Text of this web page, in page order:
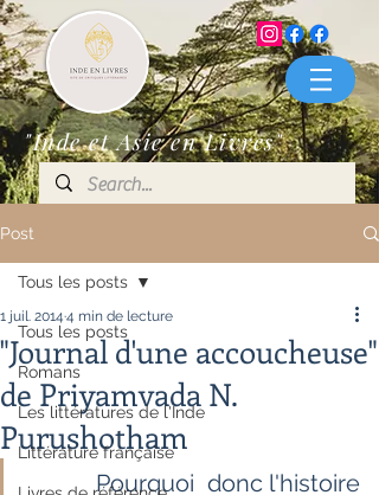
"Inde et Asie en Livres"
Post
Tous les posts
Romans
Les littératures de l'Inde
Littérature française
Tous les posts
"Journal d'une accoucheuse"
de Priyamvada N.
Purushotham
1 juil. 2014 4 min de lecture
           Pourquoi  donc l'histoire